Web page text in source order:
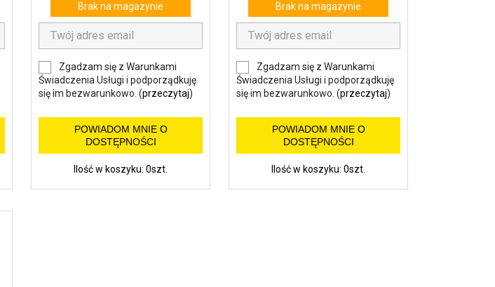
Brak na magazynie
Zgadzam się z Warunkami
Świadczenia Usługi i podporządkuję
się im bezwarunkowo. (przeczytaj)
POWIADOM MNIE O
DOSTĘPNOŚCI
Ilość w koszyku: 0szt.
Brak na magazynie
Zgadzam się z Warunkami
Świadczenia Usługi i podporządkuję
się im bezwarunkowo. (przeczytaj)
POWIADOM MNIE O
DOSTĘPNOŚCI
Ilość w koszyku: 0szt.